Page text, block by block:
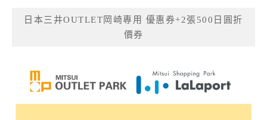
日本三井OUTLET岡崎專用 優惠券+2張500日圓折
價券